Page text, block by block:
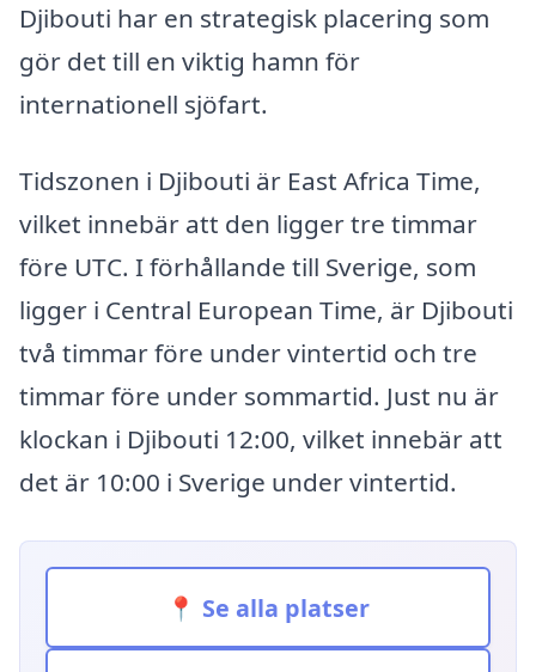
Djibouti har en strategisk placering som
gör det till en viktig hamn för
internationell sjöfart.
Tidszonen i Djibouti är East Africa Time,
vilket innebär att den ligger tre timmar
före UTC. I förhållande till Sverige, som
ligger i Central European Time, är Djibouti
två timmar före under vintertid och tre
timmar före under sommartid. Just nu är
klockan i Djibouti 12:00, vilket innebär att
det är 10:00 i Sverige under vintertid.
📍 Se alla platser